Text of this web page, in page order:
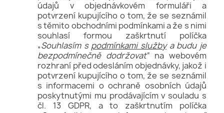
údajů v objednávkovém formuláři a
potvrzení kupujícího o tom, že se seznámil
s těmito obchodními podmínkami a že s nimi
souhlasí formou zaškrtnutí políčka
„Souhlasím s podmínkami službya budu je
bezpodmínečně dodržovat“ na webovém
rozhraní před odesláním objednávky, jakož i
potvrzení kupujícího o tom, že se seznámil
s informacemi o ochraně osobních údajů
poskytnutými mu prodávajícím v souladu s
čl. 13 GDPR, a to zaškrtnutím políčka